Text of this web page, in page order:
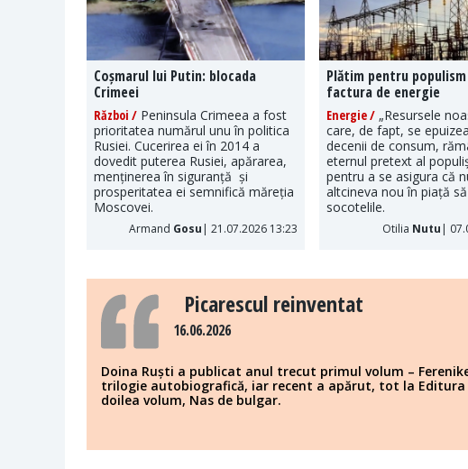
Coșmarul lui Putin: blocada
Crimeei
Război / Peninsula Crimeea a fost
prioritatea numărul unu în politica
Rusiei. Cucerirea ei în 2014 a
dovedit puterea Rusiei, apărarea,
menținerea în siguranță și
prosperitatea ei semnifică măreția
Moscovei.
Armand Gosu | 21.07.2026 13:23
Plătim pentru
factura de energie
Energie /„Resursele
care, de fapt, se
decenii de consum,
eternul pretext al
pentru a se asigura că
altcineva nou în piață
socotelile.
Otilia Nutu |
Picarescul reinventat
16.06.2026
Doina Ruști a publicat anul trecut primul volum –
trilogie autobiografică, iar recent a apărut, tot la Editura
doilea volum, Nas de bulgar.